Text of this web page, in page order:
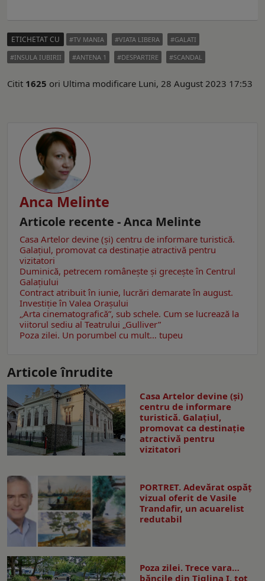
ETICHETAT CU TV MANIA VIATA LIBERA
GALATI
INSULA IUBIRII
ANTENA 1 DESPARTIRE SCANDAL
Citit 1625 ori Ultima modificare Luni, 28 August 2023 17:53
Anca Melinte
Articole recente - Anca Melinte
Casa Artelor devine (şi) centru de informare turistică.
Galaţiul, promovat ca destinaţie atractivă pentru
vizitatori
Duminică, petrecem româneşte şi greceşte în Centrul
Galaţiului
Contract atribuit în iunie, lucrări demarate în august.
Investiţie în Valea Oraşului
„Arta cinematografică”, sub schele. Cum se lucrează la
viitorul sediu al Teatrului „Gulliver”
Poza zilei. Un porumbel cu mult… tupeu
Articole înrudite
Casa Artelor devine (şi)
centru de informare
turistică. Galaţiul,
promovat ca destinaţie
atractivă pentru
vizitatori
PORTRET. Adevărat ospăț
vizual oferit de Vasile
Trandafir, un acuarelist
redutabil
Poza zilei. Trece vara…
băncile din Ţiglina I, tot